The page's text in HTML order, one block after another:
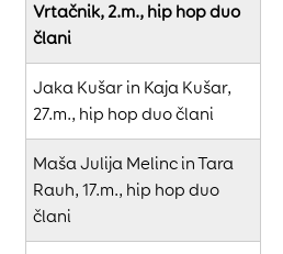
Vrtačnik, 2.m., hip hop duo
člani
Jaka Kušar in Kaja Kušar,
27.m., hip hop duo člani
Maša Julija Melinc in Tara
Rauh, 17.m., hip hop duo
člani